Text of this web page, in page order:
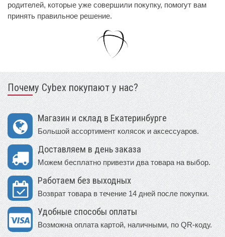
родителей, которые уже совершили покупку, помогут вам
принять правильное решение.
Почему Cybex покупают у нас?
Магазин и склад в Екатеринбурге
Большой ассортимент колясок и аксессуаров.
Доставляем в день заказа
Можем бесплатно привезти два товара на выбор.
Работаем без выходных
Возврат товара в течение 14 дней после покупки.
Удобные способы оплаты
Возможна оплата картой, наличными, по QR-коду.